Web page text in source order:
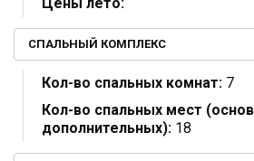
СПАЛЬНЫЙ КОМПЛЕКС
Кол-во спальных комнат: 7
Кол-во спальных мест
дополнительных): 18